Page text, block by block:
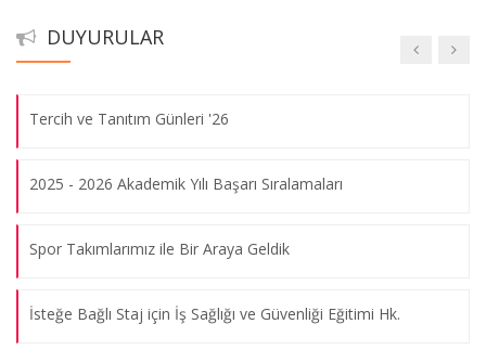
DUYURULAR
Tercih ve Tanıtım Günleri '26
2025 - 2026 Akademik Yılı Başarı Sıralamaları
Spor Takımlarımız ile Bir Araya Geldik
İsteğe Bağlı Staj için İş Sağlığı ve Güvenliği Eğitimi Hk.
10.08.2026
TOPLANTI / Nihad Sayar Eğitim Vakfı
KARİYER GÜNLERİ / Sigorta Sektöründe Risk Yönetimi ve